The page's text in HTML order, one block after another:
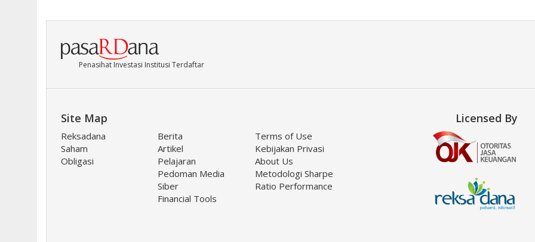
Penasihat Investasi Institusi Terdaftar
Site Map
Reksadana
Saham
Obligasi
Berita
Artikel
Pelajaran
Pedoman Media
Siber
Financial Tools
Terms of Use
Kebijakan Privasi
About Us
Metodologi Sharpe
Ratio Performance
Licensed By